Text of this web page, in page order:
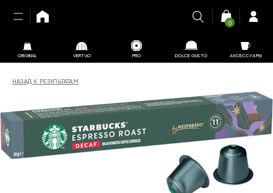
ORIGINAL VERTUO PRO DOLCE GUSTO АКСЕССУАРЫ
0
НАЗАД К РЕЗУЛЬТАТАМ